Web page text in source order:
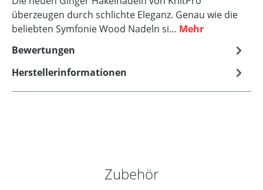
überzeugen durch schlichte Eleganz. Genau wie die
beliebten Symfonie Wood Nadeln si… Mehr
Bewertungen
Herstellerinformationen
Produktgalerie überspringen
Zubehör